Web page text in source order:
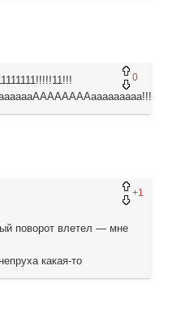
0
+1
поворот влетел — мне
какая-то